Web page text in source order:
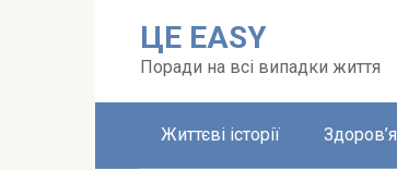
ЦЕ EASY
Поради на всі випадки життя
Життєві історії Здоров’я